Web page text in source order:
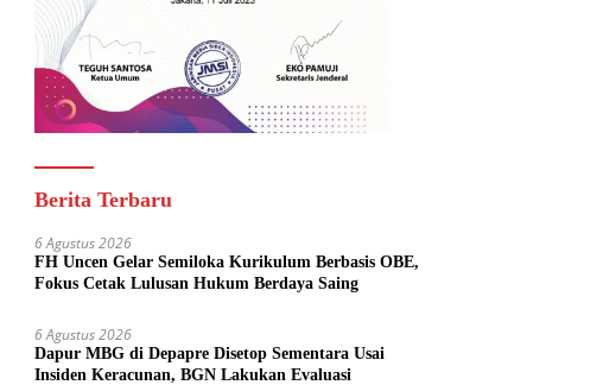
Berita Terbaru
6 Agustus 2026
FH Uncen Gelar Semiloka Kurikulum Berbasis OBE,
Fokus Cetak Lulusan Hukum Berdaya Saing
6 Agustus 2026
Dapur MBG di Depapre Disetop Sementara Usai
Insiden Keracunan, BGN Lakukan Evaluasi